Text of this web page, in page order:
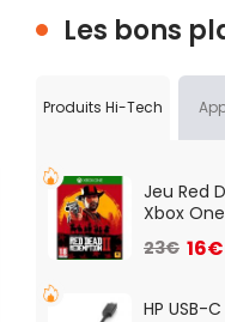
Les bons
Produits Hi-Tech
Jeu Red
Xbox One
23€ 16€
HP USB-